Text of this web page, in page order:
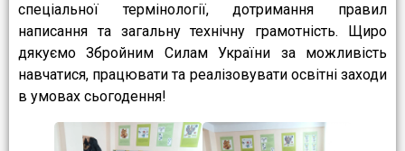
спеціальної термінології, дотримання правил
написання та загальну технічну грамотність. Щиро
дякуємо Збройним Силам України за можливість
навчатися, працювати та реалізовувати освітні заходи
в умовах сьогодення!